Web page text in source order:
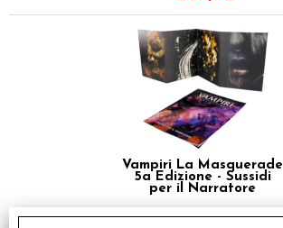
Vampiri La Masquerade
5a Edizione - Sussidi
per il Narratore
€24,90